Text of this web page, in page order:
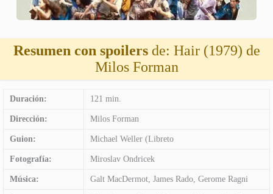
Resumen con spoilersde: Hair (1979) de
Milos Forman
Duración: 121 min.
Dirección: Milos Forman
Guion: Michael Weller (Libreto
Fotografía: Miroslav Ondricek
Música: Galt MacDermot, James Rado, Gerome Ragni